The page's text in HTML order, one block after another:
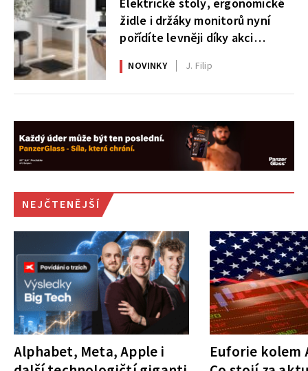
Elektrické stoly, ergonomické
židle i držáky monitorů nyní
pořídíte levněji díky akci
AlzaErgo
NOVINKY J. Filip
NEJČTENĚJŠÍ
Alphabet, Meta, Apple i
Euforie kolem